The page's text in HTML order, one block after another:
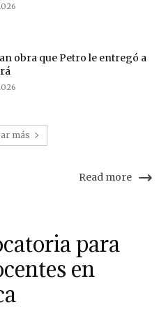
obra que Petro le entregó a
más
Read more
para
en